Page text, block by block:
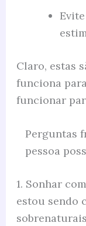
Claro, estas
funciona
funcionar
Perguntas
pessoa
1. Sonhar
estou sendo